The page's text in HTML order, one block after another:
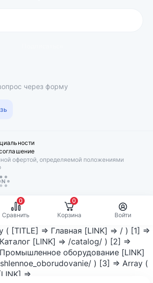
через форму
офертой, определяемой положениями
0
Сравнить
0
Корзина
Войти
[TITLE] => Главная [LINK] => / ) [1] =>
[LINK] => /catalog/ ) [2] =>
оборудование [LINK]
) [3] => Array (
=>